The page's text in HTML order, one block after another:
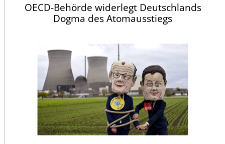
OECD-Behörde widerlegt Deutschlands
Dogma des Atomausstiegs